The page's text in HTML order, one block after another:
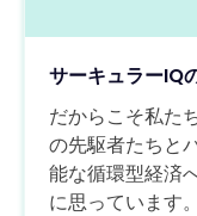
サーキュラーIQ
だからこそ私た
の先駆者たちと
能な循環型経済
に思っています。